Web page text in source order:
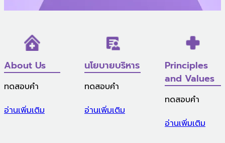
About Us
ทดสอบคำ
อ่านเพิ่มเติม
นโยบายบริหาร
ทดสอบคำ
อ่านเพิ่มเติม
Principles
and Values
ทดสอบคำ
อ่านเพิ่มเติม